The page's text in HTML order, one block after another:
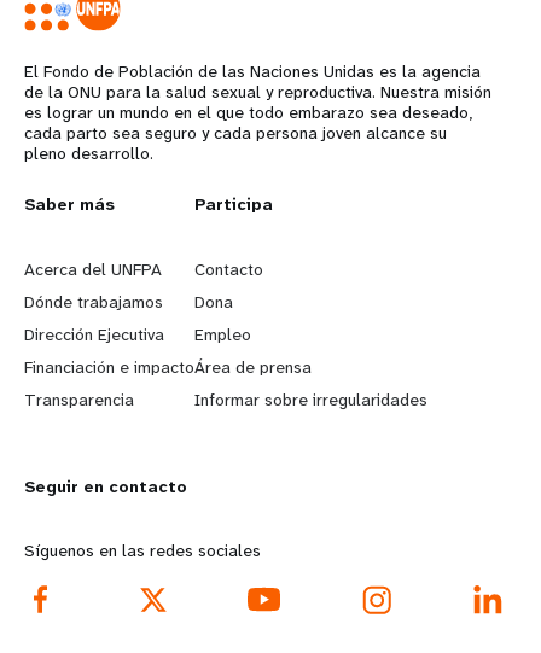
El Fondo de Población de las Naciones Unidas es la agencia
de la ONU para la salud sexual y reproductiva. Nuestra misión
es lograr un mundo en el que todo embarazo sea deseado,
cada parto sea seguro y cada persona joven alcance su
pleno desarrollo.
L
e
a
r
n
o
r
e
Saber más
Acerca del UNFPA
Dónde trabajamos
Dirección Ejecutiva
Financiación e impacto
Transparencia
G
o
b
e
y
d
Participa
Contacto
Dona
Empleo
Área de prensa
Informar sobre irregularidades
Seguir en contacto
Síguenos en las redes sociales